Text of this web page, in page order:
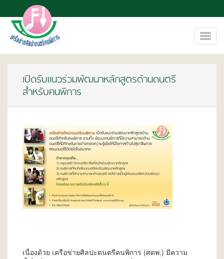
เปิดรับแนวร่วมพัฒนาหลักสูตรด้านดนตรี
สำหรับคนพิการ
เนื่องด้วย เครือข่ายศิลปะดนตรีคนพิการ (ศดพ.) มีความ